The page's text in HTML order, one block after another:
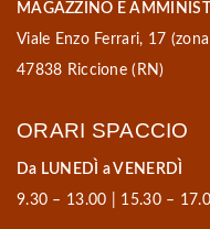
MAGAZZINO E
Viale Enzo Ferrari, 17
47838 Riccione (RN)
ORARI SPACCIO
Da LUNEDÌ a VENERDÌ
9.30 – 13.00 | 15.30 –